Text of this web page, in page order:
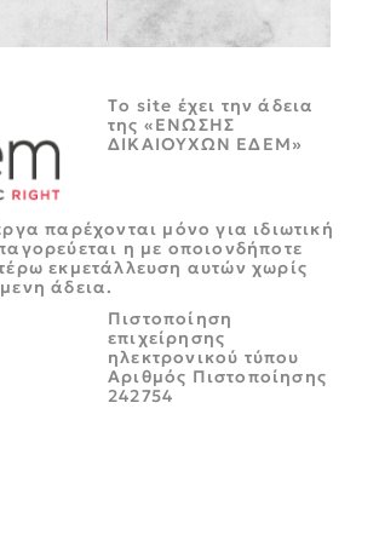
Tο site έχει την άδεια
της «ΕΝΩΣΗΣ
ΔΙΚΑΙΟΥΧΩΝ ΕΔΕΜ»
παρέχονται μόνο για ιδιωτική
η με οποιονδήποτε
εκμετάλλευση αυτών χωρίς
άδεια.
Πιστοποίηση
επιχείρησης
ηλεκτρονικού τύπου
Αριθμός Πιστοποίησης
242754